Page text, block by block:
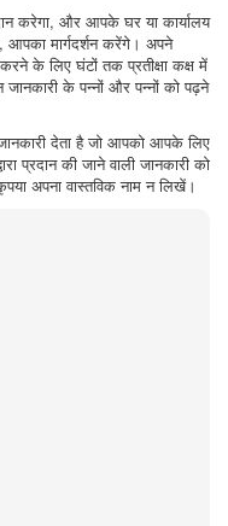
करेगा, और आपके घर या कार्यालय
मार्गदर्शन करेंगे। अपने
के लिए घंटों तक प्रतीक्षा कक्ष में
के पन्नों और पन्नों को पढ़ने
देता है जो आपको आपके लिए
प्रदान की जाने वाली जानकारी को
अपना वास्तविक नाम न लिखें।